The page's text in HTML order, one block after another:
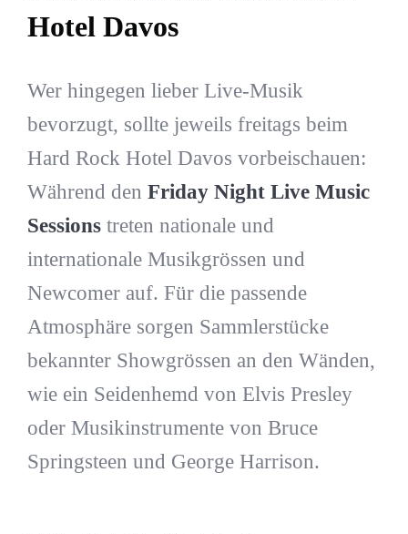
Hotel Davos
Wer hingegen lieber Live-Musik
bevorzugt, sollte jeweils freitags beim
Hard Rock Hotel Davos vorbeischauen:
Während den Friday Night Live Music
Sessionstreten nationale und
internationale Musikgrössen und
Newcomer auf. Für die passende
Atmosphäre sorgen Sammlerstücke
bekannter Showgrössen an den Wänden,
wie ein Seidenhemd von Elvis Presley
oder Musikinstrumente von Bruce
Springsteen und George Harrison.